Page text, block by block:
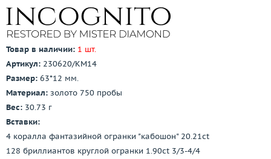
Контакты
3D-тур по шоуруму
Товар в наличии: 1 шт.
Артикул: 230620/КМ14
Размер: 63*12 мм.
Материал: золото 750 пробы
Вес: 30.73 г
Вставки:
4 коралла фантазийной огранки "кабошон" 20.21ct
128 бриллиантов круглой огранки 1.90ct 3/3-4/4